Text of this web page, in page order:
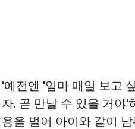
'예전엔 '엄마 매일 보고
자. 곧 만날 수 있을 거야
용을 벌어 아이와 같이